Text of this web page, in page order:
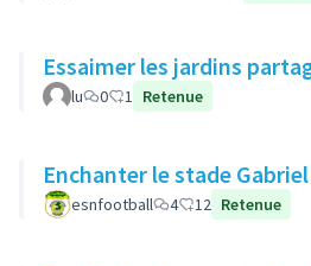
Essaimer les jardins
lu 0 1 Retenue
Enchanter le stade
esnfootball 4 12 Retenue